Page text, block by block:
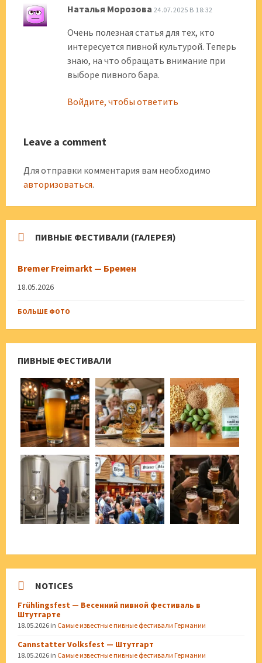
Наталья Морозова 24.07.2025 В 18:32
Очень полезная статья для тех, кто
интересуется пивной культурой. Теперь
знаю, на что обращать внимание при
выборе пивного бара.
Войдите, чтобы ответить
Leave a comment
Для отправки комментария вам необходимо
авторизоваться.
ПИВНЫЕ ФЕСТИВАЛИ (ГАЛЕРЕЯ)
Bremer Freimarkt — Бремен
18.05.2026
БОЛЬШЕ ФОТО
ПИВНЫЕ ФЕСТИВАЛИ
NOTICES
Frühlingsfest — Весенний пивной фестиваль в
Штутгарте
18.05.2026 in Самые известные пивные фестивали Германии
Cannstatter Volksfest — Штутгарт
18.05.2026 in Самые известные пивные фестивали Германии